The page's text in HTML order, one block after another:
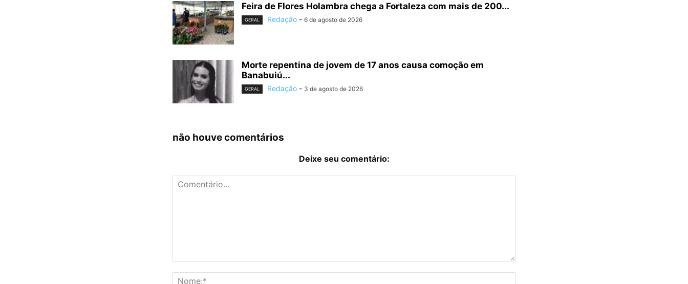
Feira de Flores Holambra chega a Fortaleza com mais de 200...
GERAL Redação - 6 de agosto de 2026
Morte repentina de jovem de 17 anos causa comoção em
Banabuiú...
GERAL Redação - 3 de agosto de 2026
não houve comentários
Deixe seu comentário: